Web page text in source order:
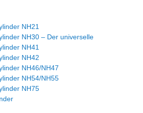
NH21
NH30 – Der universelle
NH41
NH42
NH46/NH47
NH54/NH55
NH75